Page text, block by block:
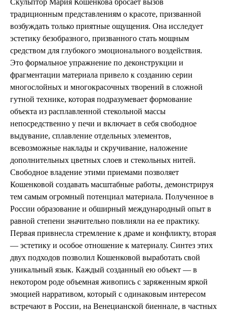
Скульптор Мария Кошенкова бросает вызов
традиционным представлениям о красоте, призванной
возбуждать только приятные ощущения. Она исследует
эстетику безобразного, призванного стать мощным
средством для глубокого эмоционального воздействия.
Это формальное упражнение по деконструкции и
фрагментации материала привело к созданию серии
многослойных и многокрасочных творений в сложной
гутной технике, которая подразумевает формование
объекта из расплавленной стекольной массы
непосредственно у печи и включает в себя свободное
выдувание, сплавление отдельных элементов,
всевозможные наклады и скручивание, наложение
дополнительных цветных слоев и стекольных нитей.
Свободное владение этими приемами позволяет
Кошенковой создавать масштабные работы, демонстрируя
тем самым огромный потенциал материала. Полученное в
России образование и обширный международный опыт в
равной степени значительно повлияли на ее практику.
Первая привнесла стремление к драме и конфликту, вторая
— эстетику и особое отношение к материалу. Синтез этих
двух подходов позволил Кошенковой выработать свой
уникальный язык. Каждый созданный ею объект — в
некотором роде объемная живопись с заряженным яркой
эмоцией нарративом, который с одинаковым интересом
встречают в России, на Венецианской биеннале, в частных